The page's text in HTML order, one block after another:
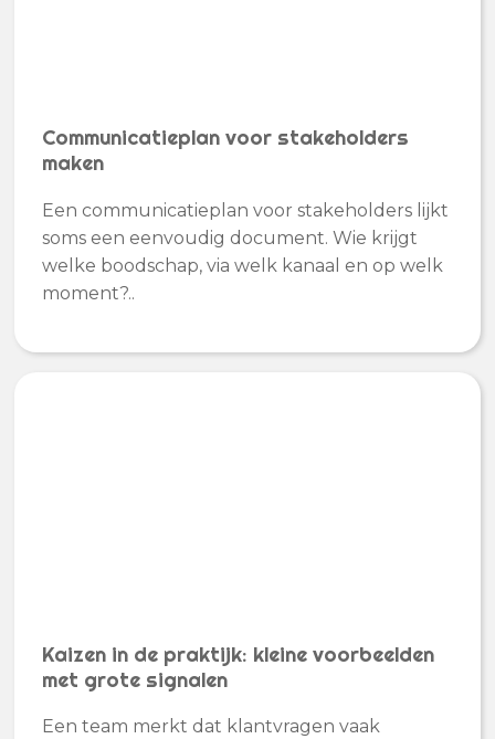
Communicatieplan voor stakeholders
maken
Een communicatieplan voor stakeholders lijkt
soms een eenvoudig document. Wie krijgt
welke boodschap, via welk kanaal en op welk
moment?..
Kaizen in de praktijk: kleine voorbeelden
met grote signalen
Een team merkt dat klantvragen vaak